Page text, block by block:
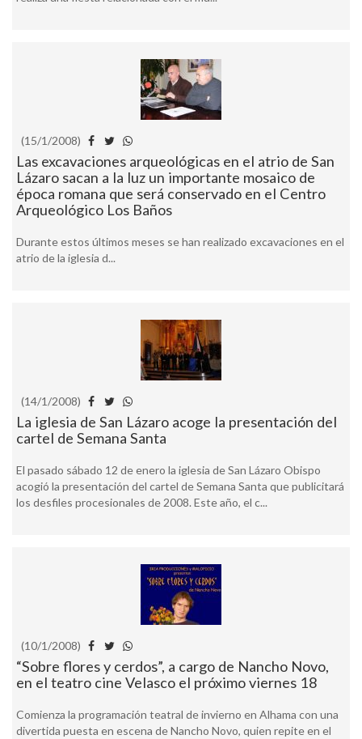
(15/1/2008)
Las excavaciones arqueológicas en el atrio de San
Lázaro sacan a la luz un importante mosaico de
época romana que será conservado en el Centro
Arqueológico Los Baños
Durante estos últimos meses se han realizado excavaciones en el
atrio de la iglesia d...
(14/1/2008)
La iglesia de San Lázaro acoge la presentación del
cartel de Semana Santa
El pasado sábado 12 de enero la iglesia de San Lázaro Obispo
acogió la presentación del cartel de Semana Santa que publicitará
los desfiles procesionales de 2008. Este año, el c...
(10/1/2008)
“Sobre flores y cerdos”, a cargo de Nancho Novo,
en el teatro cine Velasco el próximo viernes 18
Comienza la programación teatral de invierno en Alhama con una
divertida puesta en escena de Nancho Novo, quien repite en el